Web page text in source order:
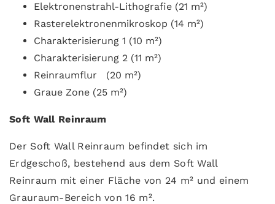
Elektronenstrahl-Lithografie (21 m²)
Rasterelektronenmikroskop (14 m²)
Charakterisierung 1 (10 m²)
Charakterisierung 2 (11 m²)
Reinraumflur (20 m²)
Graue Zone (25 m²)
Soft Wall Reinraum
Der Soft Wall Reinraum befindet sich im
Erdgeschoß, bestehend aus dem Soft Wall
Reinraum mit einer Fläche von 24 m² und einem
Grauraum-Bereich von 16 m².